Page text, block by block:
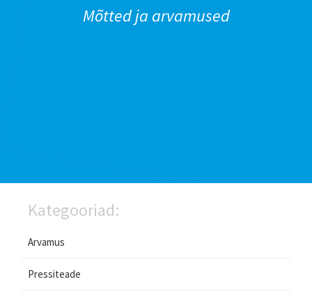
Mõtted ja arvamused
Kategooriad:
Arvamus
Pressiteade